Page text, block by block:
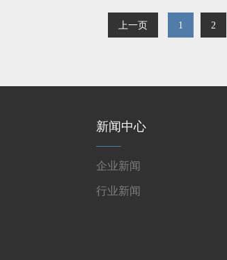
上一页 1 2
新闻中心
企业新闻
行业新闻